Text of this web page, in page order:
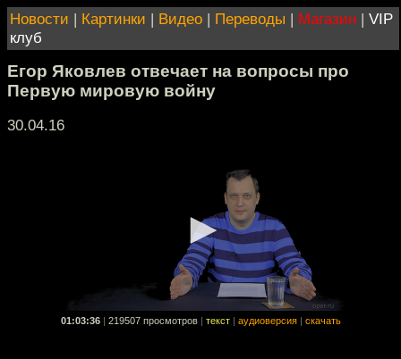
Новости | Картинки | Видео | Переводы | Магазин | VIP
клуб
Егор Яковлев отвечает на вопросы про
Первую мировую войну
30.04.16
01:03:36 219507 просмотров текст аудиоверсия скачать